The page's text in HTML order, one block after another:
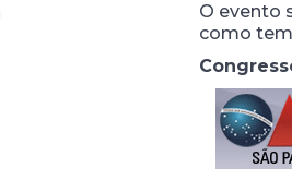
O evento
como